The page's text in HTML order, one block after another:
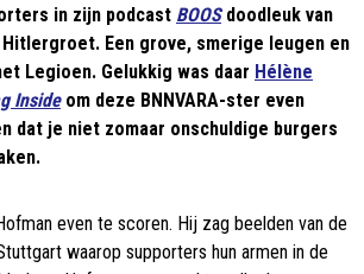
in zijn podcast BOOSdoodleuk van
Hitlergroet. Een grove, smerige leugen en
Legioen. Gelukkig was daar Hélène
Insideom deze BNNVARA-ster even
dat je niet zomaar onschuldige burgers
even te scoren. Hij zag beelden van de
waarop supporters hun armen in de